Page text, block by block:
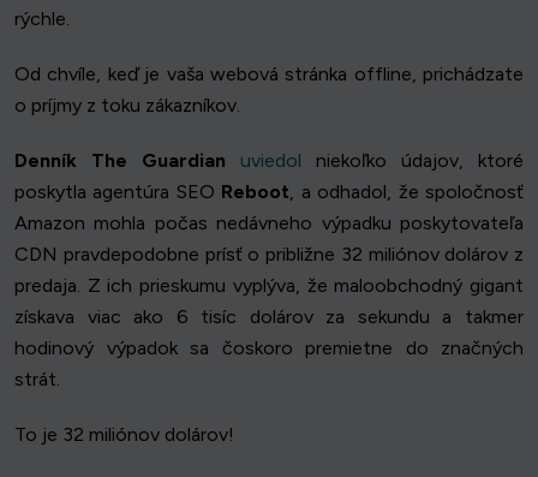
rýchle.
Od chvíle, keď je vaša webová stránka offline, prichádzate
o príjmy z toku zákazníkov.
Denník The Guardian uviedol niekoľko údajov, ktoré
poskytla agentúra SEO Reboot, a odhadol, že spoločnosť
Amazon mohla počas nedávneho výpadku poskytovateľa
CDN pravdepodobne prísť o približne 32 miliónov dolárov z
predaja. Z ich prieskumu vyplýva, že maloobchodný gigant
získava viac ako 6 tisíc dolárov za sekundu a takmer
hodinový výpadok sa čoskoro premietne do značných
strát.
To je 32 miliónov dolárov!